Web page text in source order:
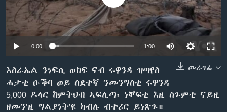
ቂሔ ጽልሚ
ቋንቋታት
0:00 1:00
መራገፊ
እስራኤል ንነፍሲ ወከፍ ናብ ሩዋንዳ ዝጣየስ
ሓታቲ ዑቕባ ወይ ስደተኛ ንመንግስቲ ሩዋንዳ
5,000 ዶላር ከምትህብ ኣፍሊጣ፡ ነቐፍቲ እዚ ስጉምቲ ናይዚ
ዘመን’ዚ ግልያነት’ዩ ክብሉ ብተሪር ይነጽጉ።